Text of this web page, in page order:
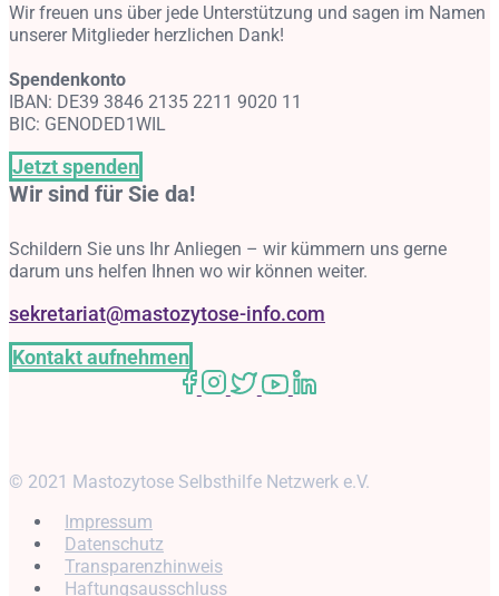
Wir freuen uns über jede Unterstützung und sagen im Namen
unserer Mitglieder herzlichen Dank!
Spendenkonto
IBAN: DE39 3846 2135 2211 9020 11
BIC: GENODED1WIL
Jetzt spenden
Wir sind für Sie da!
Schildern Sie uns Ihr Anliegen – wir kümmern uns gerne
darum uns helfen Ihnen wo wir können weiter.
sekretariat@mastozytose-info.com
Kontakt aufnehmen
© 2021 Mastozytose Selbsthilfe Netzwerk e.V.
Impressum
Datenschutz
Transparenzhinweis
Haftungsausschluss